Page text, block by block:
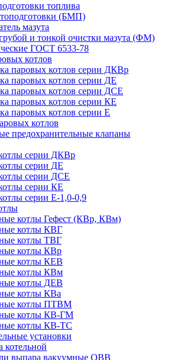
топлива
(БМП)
мазута
и тонкой очистки мазута (ФМ)
ГОСТ 6533-78
котлов
паровых котлов серии ДКВр
паровых котлов серии ДЕ
паровых котлов серии ДСЕ
паровых котлов серии КЕ
паровых котлов серии Е
котлов
предохранительные клапаны
серии ДКВр
серии ДЕ
серии ДСЕ
серии КЕ
серии Е-1,0-0,9
котлы Гефест (КВр, КВм)
котлы КВГ
котлы ТВГ
котлы КВр
котлы КЕВ
котлы КВм
котлы ДЕВ
котлы КВа
котлы ПТВМ
котлы КВ-ГМ
котлы КВ-ТС
установки
котельной
выпара вакуумные ОВВ